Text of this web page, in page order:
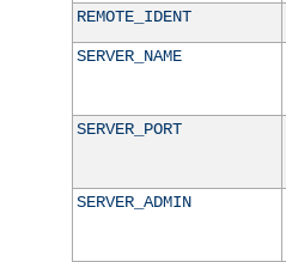
REMOTE_IDENT
SERVER_NAME
SERVER_PORT
SERVER_ADMIN